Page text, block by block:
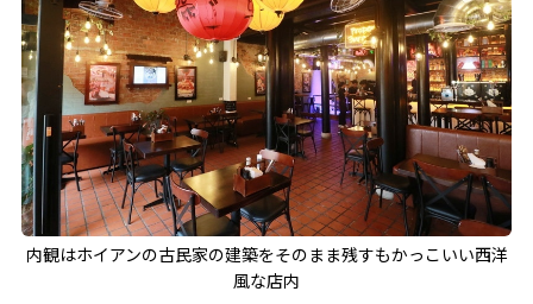
内観はホイアンの古民家の建築をそのまま残すもかっこいい西洋
風な店内